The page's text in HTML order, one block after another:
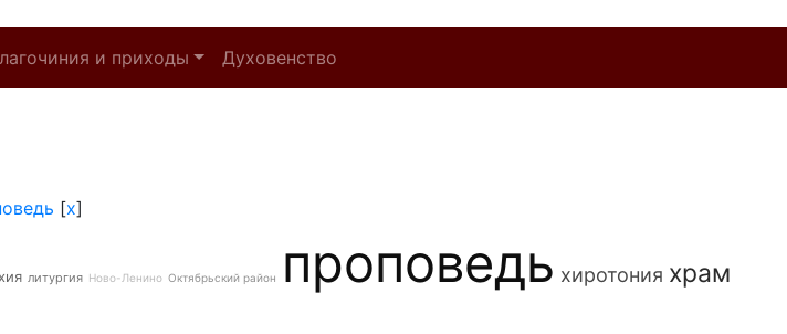
и приходы Духовенство
[x]
литургия Ново-Ленино Октябрьский район проповедь хиротония храм